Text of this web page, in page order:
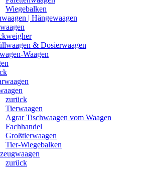
Wiegebalken
| Hängewaagen
& Dosierwaagen
Waagen
zurück
Tierwaagen
Agrar Tischwaagen vom Waagen
Fachhandel
Großtierwaagen
Tier-Wiegebalken
zurück